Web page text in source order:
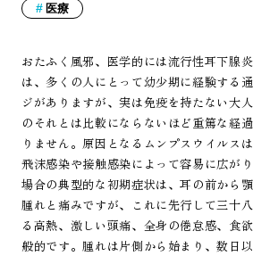
医療
おたふく風邪、医学的には流行性耳下腺
は、多くの人にとって幼少期に経験する
ジがありますが、実は免疫を持たない大
のそれとは比較にならないほど重篤な経
りません。原因となるムンプスウイルス
飛沫感染や接触感染によって容易に広が
場合の典型的な初期症状は、耳の前から
腫れと痛みですが、これに先行して三十
る高熱、激しい頭痛、全身の倦怠感、食
般的です。腫れは片側から始まり、数日